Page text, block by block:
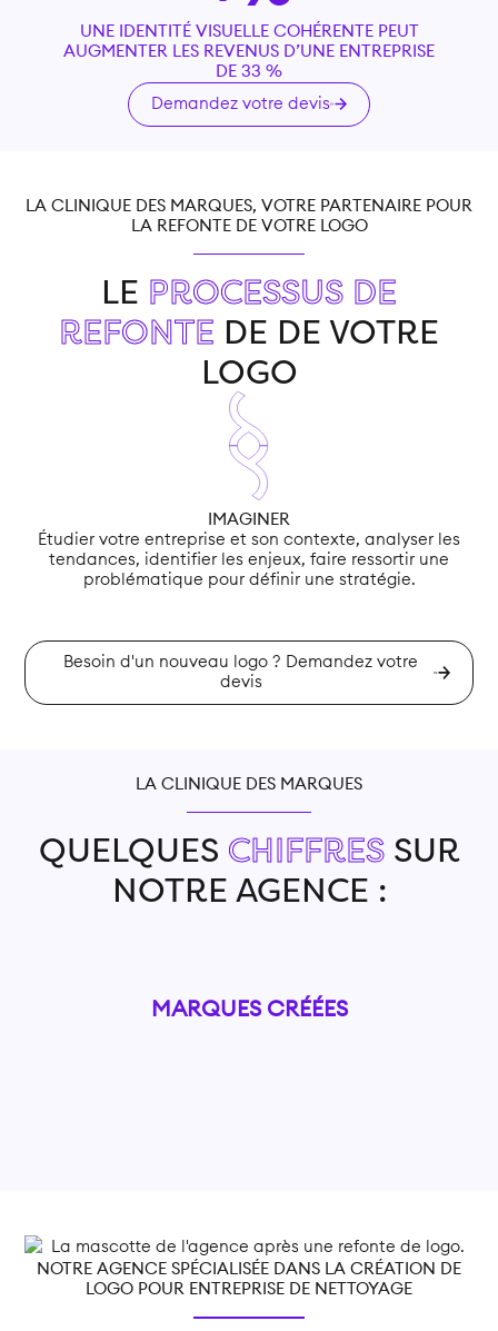
UNE IDENTITÉ VISUELLE COHÉRENTE PEUT
AUGMENTER LES REVENUS D’UNE ENTREPRISE
DE 33 %
Demandez votre devis
LA CLINIQUE DES MARQUES, VOTRE PARTENAIRE POUR
LA REFONTE DE VOTRE LOGO
LE PROCESSUS DE
REFONTE DE DE VOTRE
LOGO
IMAGINER
Étudier votre entreprise et son contexte, analyser les
tendances, identifier les enjeux, faire ressortir une
problématique pour définir une stratégie.
Besoin d'un nouveau logo ? Demandez votre
devis
LA CLINIQUE DES MARQUES
QUELQUES CHIFFRESSUR
NOTRE AGENCE :
MARQUES CRÉÉES
NOTRE AGENCE SPÉCIALISÉE DANS LA CRÉATION DE
LOGO POUR ENTREPRISE DE NETTOYAGE